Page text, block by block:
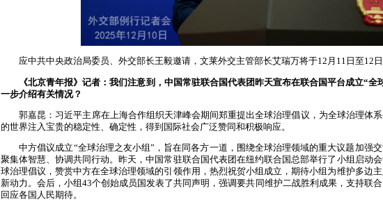
应中共中央政治局委员、外交部长王毅邀请，文莱外交主管部长艾瑞万将于12月11日至12
《北京青年报》记者：我们注意到，中国常驻联合国代表团昨天宣布在联合国平台成立“
一步介绍有关情况？
郭嘉昆：习近平主席在上海合作组织天津峰会期间郑重提出全球治理倡议，为全球治理体
的世界注入宝贵的稳定性、确定性，得到国际社会广泛赞同和积极响应。
中方倡议成立“全球治理之友小组”，旨在同各方一道，围绕全球治理领域的重大议题加强
聚集体智慧、协调共同行动。昨天，中国常驻联合国代表团在纽约联合国总部举行了小组启动
球治理倡议，赞赏中方在全球治理领域的引领作用，热烈祝贺小组成立，期待小组为维护多边
新动力。会后，小组43个创始成员国发表了共同声明，强调要共同维护二战胜利成果，支持联
回应各国人民期待。